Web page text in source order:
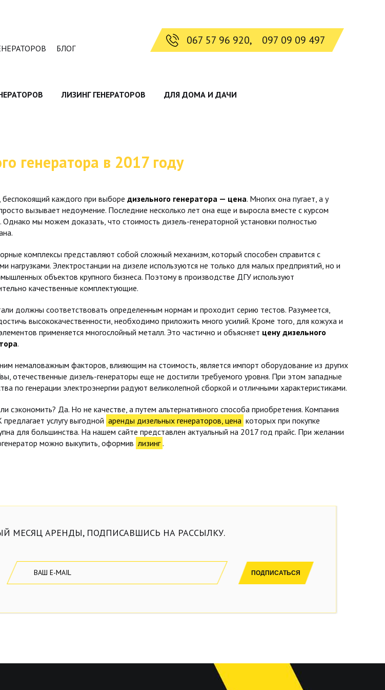
БЛОГ
067 57 96 920, 097 09 09 497
ЛИЗИНГ ГЕНЕРАТОРОВ ДЛЯ ДОМА И ДАЧИ
генератора в 2017 году
беспокоящий каждого при выборе дизельного генератора — цена. Многих она пугает, а у
вызывает недоумение. Последние несколько лет она еще и выросла вместе с курсом
Однако мы можем доказать, что стоимость дизель-генераторной установки полностью
комплексы представляют собой сложный механизм, который способен справится с
нагрузками. Электростанции на дизеле используются не только для малых предприятий, но и
объектов крупного бизнеса. Поэтому в производстве ДГУ используют
качественные комплектующие.
должны соответствовать определенным нормам и проходит серию тестов. Разумеется,
высококачественности, необходимо приложить много усилий. Кроме того, для кожуха и
применяется многослойный металл. Это частично и объясняет цену дизельного
.
немаловажным факторов, влияющим на стоимость, является импорт оборудование из других
отечественные дизель-генераторы еще не достигли требуемого уровня. При этом западные
по генерации электроэнергии радуют великолепной сборкой и отличными характеристиками.
сэкономить? Да. Но не качестве, а путем альтернативного способа приобретения. Компания
предлагает услугу выгодной аренды дизельных генераторов, цена которых при покупке
для большинства. На нашем сайте представлен актуальный на 2017 год прайс. При желании
можно выкупить, оформив лизинг .
МЕСЯЦ АРЕНДЫ, ПОДПИСАВШИСЬ НА РАССЫЛКУ.